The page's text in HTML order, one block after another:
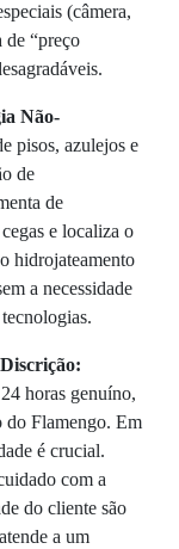
(câmera,
de “preço
Não-
pisos, azulejos e
de
de
e localiza o
hidrojateamento
a necessidade
horas genuíno,
do Flamengo. Em
é crucial.
com a
do cliente são
a um